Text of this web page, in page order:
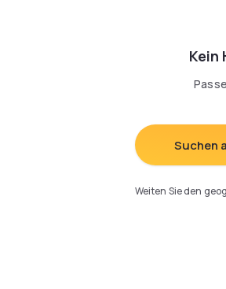
Kein
Suchen
Weiten Sie den